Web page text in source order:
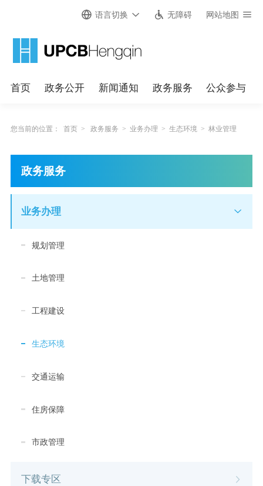
语言切换 无障碍 网站地图
首页 政务公开 新闻通知 政务服务 公众参与
您当前的位置： 首页 > 政务服务 > 业务办理 > 生态环境 > 林业管理
政务服务
业务办理
规划管理
土地管理
工程建设
生态环境
交通运输
住房保障
市政管理
下载专区